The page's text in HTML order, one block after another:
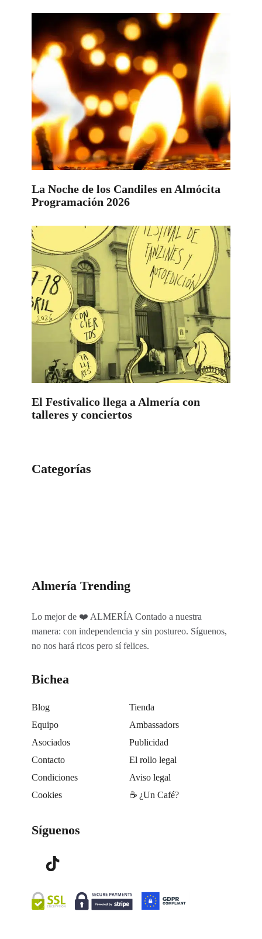
La Noche de los Candiles en Almócita
Programación 2026
El Festivalico llega a Almería con
talleres y conciertos
Categorías
Almería Trending
Lo mejor de ❤️ ALMERÍA Contado a nuestra
manera: con independencia y sin postureo. Síguenos,
no nos hará ricos pero sí felices.
Bichea
Blog
Tienda
Equipo
Ambassadors
Asociados
Publicidad
Contacto
El rollo legal
Condiciones
Aviso legal
Cookies
☕️ ¿Un Café?
Síguenos